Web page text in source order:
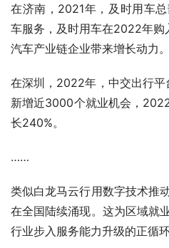
在济南，2021年，及时用车
车服务，及时用车在2022年购
汽车产业链企业带来增长动力。
在深圳，2022年，中交出行
新增近3000个就业机会，
长240%。
……
类似白龙马云行用数字技术推
在全国陆续涌现。这为区域就
行业步入服务能力升级的正循环